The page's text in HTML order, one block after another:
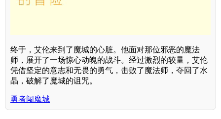
终于，艾伦来到了魔城的心脏。他面对那位邪恶的魔法
师，展开了一场惊心动魄的战斗。经过激烈的较量，艾伦
凭借坚定的意志和无畏的勇气，击败了魔法师，夺回了水
晶，破解了魔城的诅咒。
勇者闯魔城